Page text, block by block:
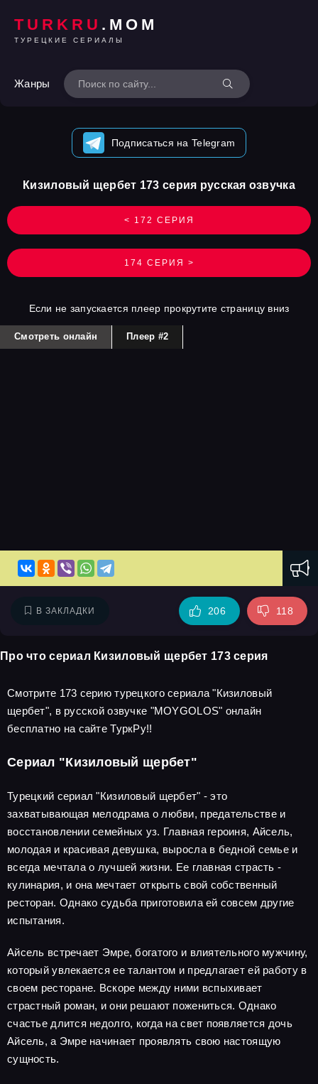
TURKRU .MOM
ТУРЕЦКИЕ СЕРИАЛЫ
Жанры
Подписаться на Telegram
< 172 СЕРИЯ
Кизиловый щербет 173 серия русская озвучка
174 СЕРИЯ >
Если не запускается плеер прокрутите страницу вниз
Смотреть онлайн Плеер #2
В ЗАКЛАДКИ 206 118
Про что сериал Кизиловый щербет 173 серия
Смотрите 173 серию турецкого сериала "Кизиловый
щербет", в русской озвучке "MOYGOLOS" онлайн
бесплатно на сайте ТуркРу!!
Сериал "Кизиловый щербет"
Турецкий сериал "Кизиловый щербет" - это
захватывающая мелодрама о любви, предательстве и
восстановлении семейных уз. Главная героиня, Айсель,
молодая и красивая девушка, выросла в бедной семье и
всегда мечтала о лучшей жизни. Ее главная страсть -
кулинария, и она мечтает открыть свой собственный
ресторан. Однако судьба приготовила ей совсем другие
испытания.
Айсель встречает Эмре, богатого и влиятельного мужчину,
который увлекается ее талантом и предлагает ей работу в
своем ресторане. Вскоре между ними вспыхивает
страстный роман, и они решают пожениться. Однако
счастье длится недолго, когда на свет появляется дочь
Айсель, а Эмре начинает проявлять свою настоящую
сущность.